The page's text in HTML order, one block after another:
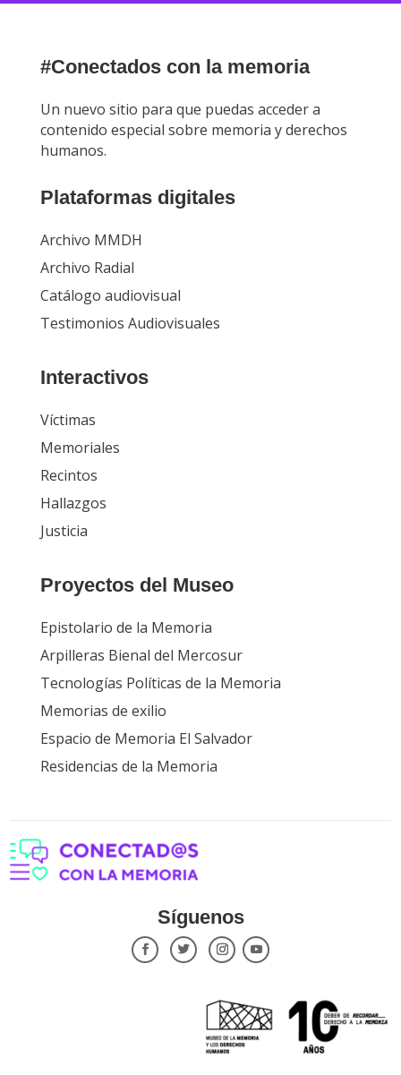
#Conectados con la memoria
Un nuevo sitio para que puedas acceder a
contenido especial sobre memoria y derechos
humanos.
Plataformas digitales
Archivo MMDH
Archivo Radial
Catálogo audiovisual
Testimonios Audiovisuales
Interactivos
Víctimas
Memoriales
Recintos
Hallazgos
Justicia
Proyectos del Museo
Epistolario de la Memoria
Arpilleras Bienal del Mercosur
Tecnologías Políticas de la Memoria
Memorias de exilio
Espacio de Memoria El Salvador
Residencias de la Memoria
Síguenos